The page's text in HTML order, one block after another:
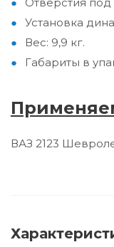
Установка
Вес: 9,9 кг.
Габариты в
ВАЗ 2123